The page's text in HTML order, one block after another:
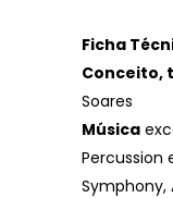
Ficha
Conceito,
Soares
Música
Percussion
Symphony,